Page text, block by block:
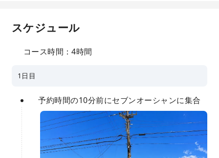
スケジュール
コース時間：4時間
1日目
予約時間の10分前にセブンオーシャンに集合